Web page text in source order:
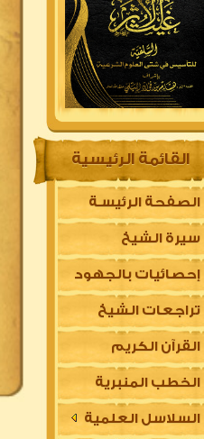
القائمة الرئيسية
الصفحة الرئيسـة
سيرة الشيخ
إحصائيات بالجهود
تراجعات الشيخ
القرآن الكريم
الخطب المنبرية
السلاسل العلمية